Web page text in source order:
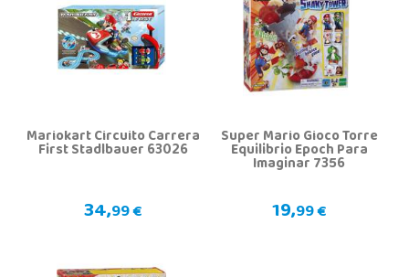
Mariokart Circuito Carrera
First Stadlbauer 63026
34,99 €
Super Mario Gioco Torre
Equilibrio Epoch Para
Imaginar 7356
19,99 €